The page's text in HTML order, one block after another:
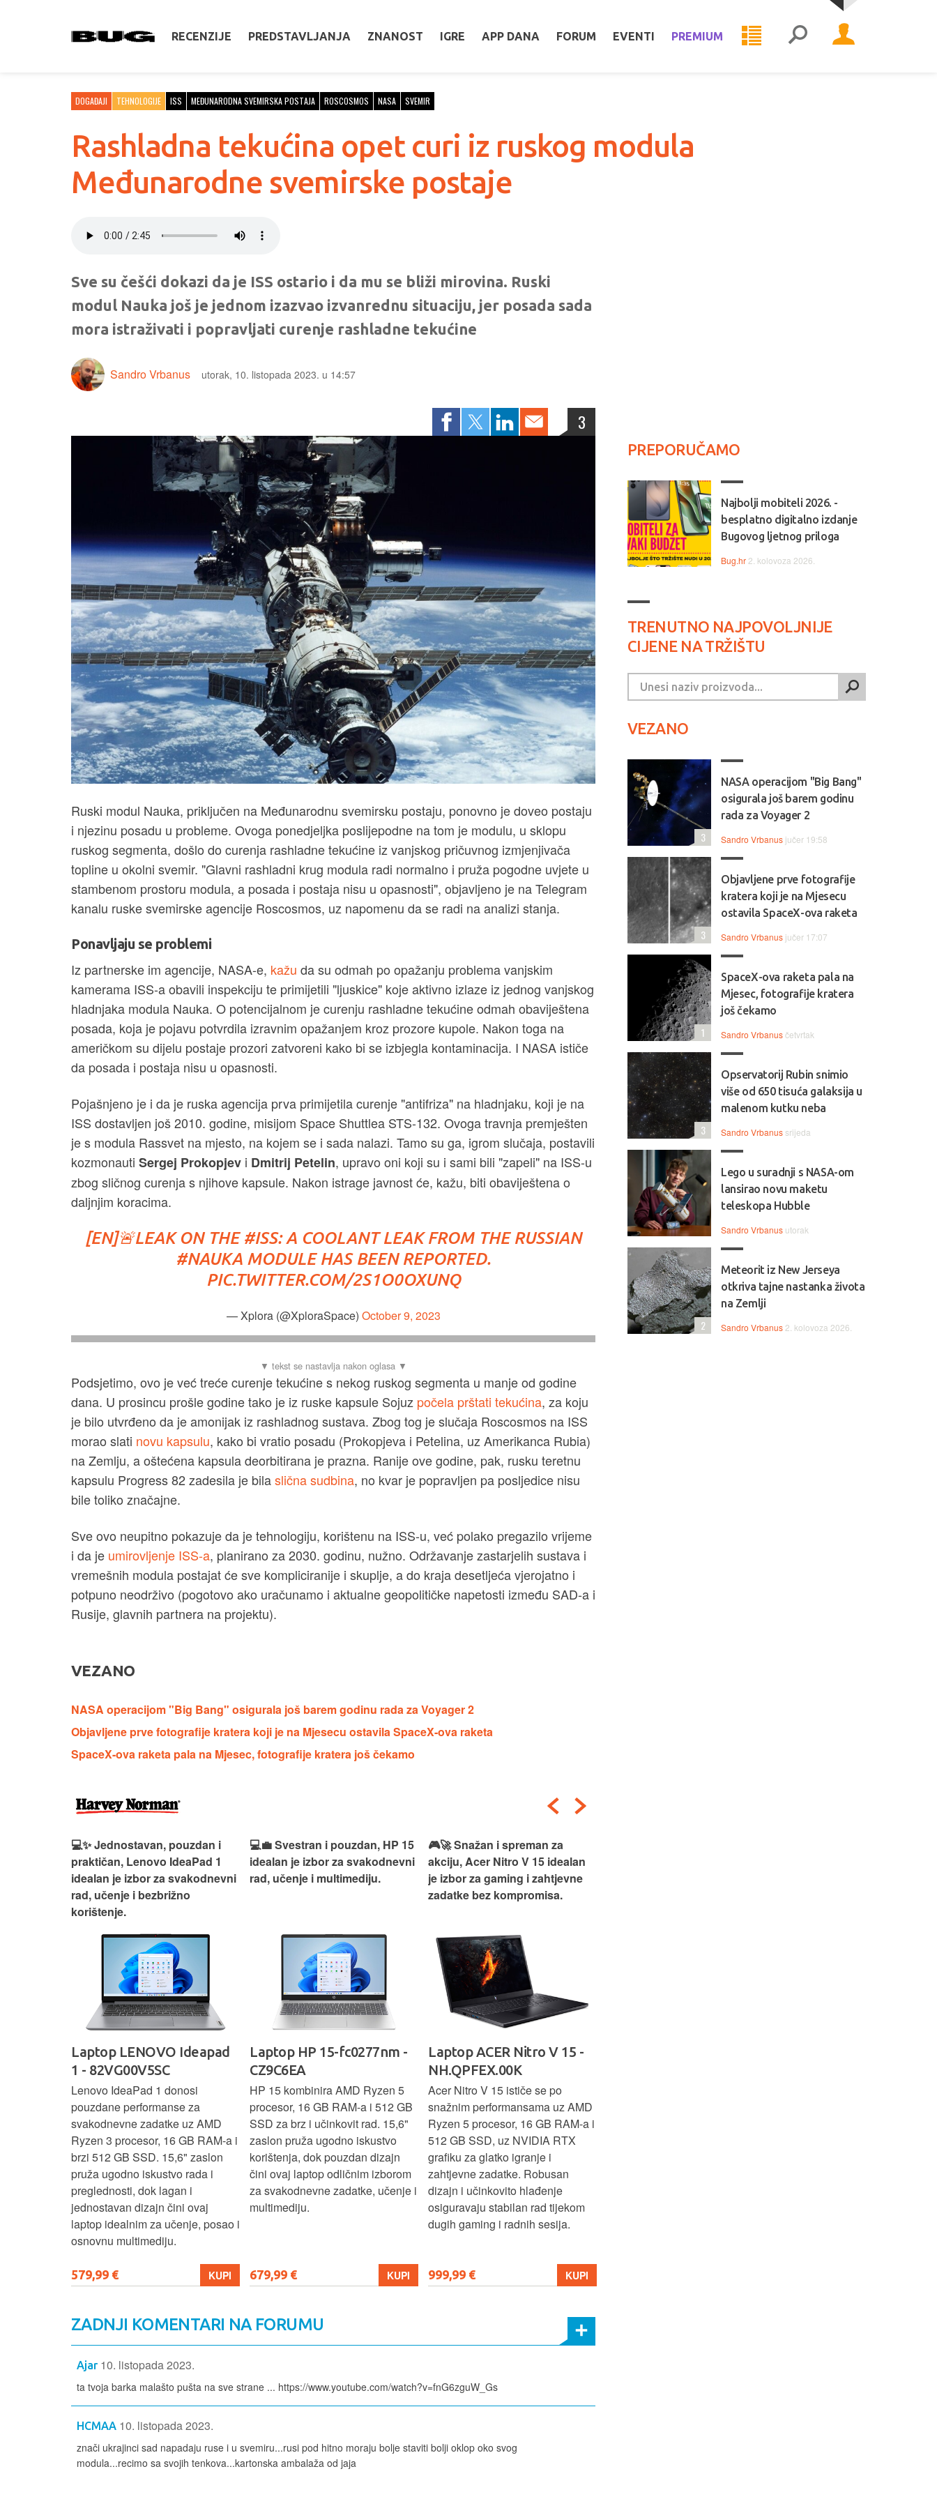
RECENZIJE PREDSTAVLJANJA ZNANOST IGRE APP DANA FORUM EVENTI PREMIUM
DOGAĐAJI TEHNOLOGIJE ISS MEĐUNARODNA SVEMIRSKA POSTAJA ROSCOSMOS NASA SVEMIR
Rashladna tekućina opet curi iz ruskog modula
Međunarodne svemirske postaje
Sve su češći dokazi da je ISS ostario i da mu se bliži mirovina. Ruski
modul Nauka još je jednom izazvao izvanrednu situaciju, jer posada sada
mora istraživati i popravljati curenje rashladne tekućine
Sandro Vrbanus utorak, 10. listopada 2023. u 14:57
3
Ruski modul Nauka, priključen na Međunarodnu svemirsku postaju, ponovno je doveo postaju
i njezinu posadu u probleme. Ovoga ponedjeljka poslijepodne na tom je modulu, u sklopu
ruskog segmenta, došlo do curenja rashladne tekućine iz vanjskog pričuvnog izmjenjivača
topline u okolni svemir. "Glavni rashladni krug modula radi normalno i pruža pogodne uvjete u
stambenom prostoru modula, a posada i postaja nisu u opasnosti", objavljeno je na Telegram
kanalu ruske svemirske agencije Roscosmos, uz napomenu da se radi na analizi stanja.
Ponavljaju se problemi
Iz partnerske im agencije, NASA-e, kažu da su odmah po opažanju problema vanjskim
kamerama ISS-a obavili inspekciju te primijetili "ljuskice" koje aktivno izlaze iz jednog vanjskog
hladnjaka modula Nauka. O potencijalnom je curenju rashladne tekućine odmah obaviještena
posada, koja je pojavu potvrdila izravnim opažanjem kroz prozore kupole. Nakon toga na
američkom su dijelu postaje prozori zatvoreni kako bi se izbjegla kontaminacija. I NASA ističe
da posada i postaja nisu u opasnosti.
Pojašnjeno je i da je ruska agencija prva primijetila curenje "antifriza" na hladnjaku, koji je na
ISS dostavljen još 2010. godine, misijom Space Shuttlea STS-132. Ovoga travnja premješten
je s modula Rassvet na mjesto, na kojem se i sada nalazi. Tamo su ga, igrom slučaja, postavili
kozmonauti Sergej Prokopjev i Dmitrij Petelin, upravo oni koji su i sami bili "zapeli" na ISS-u
zbog sličnog curenja s njihove kapsule. Nakon istrage javnost će, kažu, biti obaviještena o
daljnjim koracima.
[EN]🚨LEAK ON THE #ISS: A COOLANT LEAK FROM THE RUSSIAN
#NAUKA MODULE HAS BEEN REPORTED.
PIC.TWITTER.COM/2S1O0OXUNQ
— Xplora (@XploraSpace) October 9, 2023
Podsjetimo, ovo je već treće curenje tekućine s nekog ruskog segmenta u manje od godine
dana. U prosincu prošle godine tako je iz ruske kapsule Sojuz počela prštati tekućina, za koju
je bilo utvrđeno da je amonijak iz rashladnog sustava. Zbog tog je slučaja Roscosmos na ISS
morao slati novu kapsulu, kako bi vratio posadu (Prokopjeva i Petelina, uz Amerikanca Rubia)
na Zemlju, a oštećena kapsula deorbitirana je prazna. Ranije ove godine, pak, rusku teretnu
kapsulu Progress 82 zadesila je bilaslična sudbina, no kvar je popravljen pa posljedice nisu
bile toliko značajne.
Sve ovo neupitno pokazuje da je tehnologiju, korištenu na ISS-u, već polako pregazilo vrijeme
i da je umirovljenje ISS-a, planirano za 2030. godinu, nužno. Održavanje zastarjelih sustava i
vremešnih modula postajat će sve kompliciranije i skuplje, a do kraja desetljeća vjerojatno i
potpuno neodrživo (pogotovo ako uračunamo i aktualne geopolitičke napetosti između SAD-a i
Rusije, glavnih partnera na projektu).
VEZANO
NASA operacijom "Big Bang" osigurala još barem godinu rada za Voyager 2
Objavljene prve fotografije kratera koji je na Mjesecu ostavila SpaceX-ova raketa
SpaceX-ova raketa pala na Mjesec, fotografije kratera još čekamo
💻✨ Jednostavan, pouzdan i
praktičan, Lenovo IdeaPad 1
idealan je izbor za svakodnevni
rad, učenje i bezbrižno
korištenje.
Laptop LENOVO Ideapad
1 - 82VG00V5SC
Lenovo IdeaPad 1 donosi
pouzdane performanse za
svakodnevne zadatke uz AMD
Ryzen 3 procesor, 16 GB RAM-a i
brzi 512 GB SSD. 15,6" zaslon
pruža ugodno iskustvo rada i
preglednosti, dok lagan i
jednostavan dizajn čini ovaj
laptop idealnim za učenje, posao i
osnovnu multimediju.
579,99 € KUPI
💻💼 Svestran i pouzdan, HP 15
idealan je izbor za svakodnevni
rad, učenje i multimediju.
Laptop HP 15-fc0277nm -
CZ9C6EA
HP 15 kombinira AMD Ryzen 5
procesor, 16 GB RAM-a i 512 GB
SSD za brz i učinkovit rad. 15,6"
zaslon pruža ugodno iskustvo
korištenja, dok pouzdan dizajn
čini ovaj laptop odličnim izborom
za svakodnevne zadatke, učenje i
multimediju.
679,99 € KUPI
🎮🚀 Snažan i spreman za
akciju, Acer Nitro V 15 idealan
je izbor za gaming i zahtjevne
zadatke bez kompromisa.
Laptop ACER Nitro V 15 -
NH.QPFEX.00K
Acer Nitro V 15 ističe se po
snažnim performansama uz AMD
Ryzen 5 procesor, 16 GB RAM-a i
512 GB SSD, uz NVIDIA RTX
grafiku za glatko igranje i
zahtjevne zadatke. Robusan
dizajn i učinkovito hlađenje
osiguravaju stabilan rad tijekom
dugih gaming i radnih sesija.
999,99 € KUPI
ZADNJI KOMENTARI NA FORUMU
Ajar 10. listopada 2023.
ta tvoja barka malašto pušta na sve strane ... https://www.youtube.com/watch?v=fnG6zguW_Gs
HCMAA 10. listopada 2023.
znači ukrajinci sad napadaju ruse i u svemiru...rusi pod hitno moraju bolje staviti bolji oklop oko svog
modula...recimo sa svojih tenkova...kartonska ambalaža od jaja
PREPORUČAMO
Najbolji mobiteli 2026. -
besplatno digitalno izdanje
Bugovog ljetnog priloga
Bug.hr 2. kolovoza 2026.
TRENUTNO NAJPOVOLJNIJE
CIJENE NA TRŽIŠTU
VEZANO
NASA operacijom "Big Bang"
osigurala još barem godinu
rada za Voyager 2
Sandro Vrbanus jučer 19:58
3
Objavljene prve fotografije
kratera koji je na Mjesecu
ostavila SpaceX-ova raketa
Sandro Vrbanus jučer 17:07
3
SpaceX-ova raketa pala na
Mjesec, fotografije kratera
još čekamo
Sandro Vrbanusčetvrtak
1
Opservatorij Rubin snimio
više od 650 tisuća galaksija u
malenom kutku neba
Sandro Vrbanus srijeda
3
Lego u suradnji s NASA-om
lansirao novu maketu
teleskopa Hubble
Sandro Vrbanus utorak
Meteorit iz New Jerseya
otkriva tajne nastanka života
na Zemlji
Sandro Vrbanus 2. kolovoza 2026.
2